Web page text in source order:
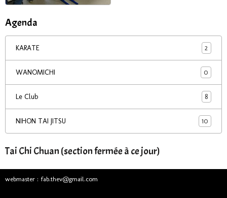
Agenda
KARATE 2
WANOMICHI 0
Le Club 8
NIHON TAI JITSU 10
Tai Chi Chuan (section fermée à ce jour)
webmaster : fab.thev@gmail.com